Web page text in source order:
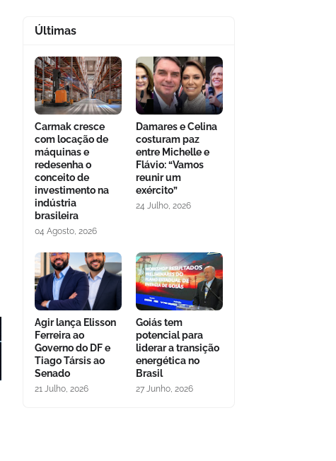
Últimas
Carmak cresce
com locação de
máquinas e
redesenha o
conceito de
investimento na
indústria
brasileira
04 Agosto, 2026
Damares e Celina
costuram paz
entre Michelle e
Flávio: “Vamos
reunir um
exército”
24 Julho, 2026
Agir lança Elisson
Ferreira ao
Governo do DF e
Tiago Társis ao
Senado
21 Julho, 2026
Goiás tem
potencial para
liderar a transição
energética no
Brasil
27 Junho, 2026